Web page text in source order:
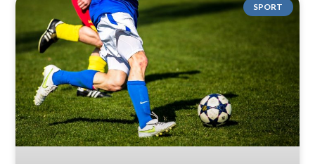
SPORT